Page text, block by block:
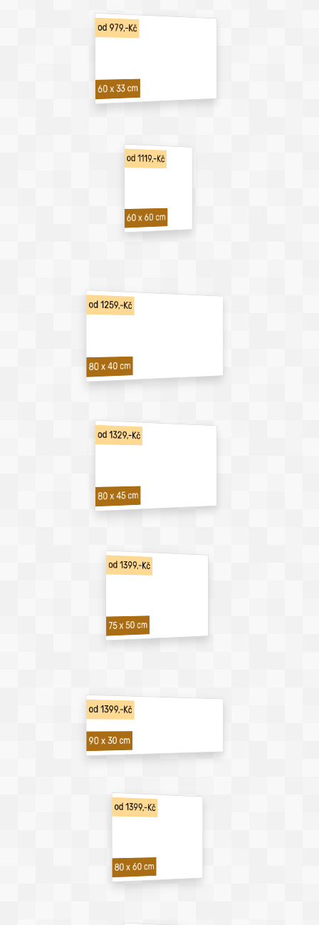
od 979,-Kč
60 x 33 cm
od 1119,-Kč
60 x 60 cm
od 1259,-Kč
80 x 40 cm
od 1329,-Kč
80 x 45 cm
od 1399,-Kč
75 x 50 cm
od 1399,-Kč
90 x 30 cm
od 1399,-Kč
80 x 60 cm